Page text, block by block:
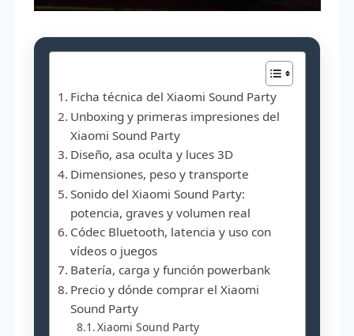
Ficha técnica del Xiaomi Sound Party
Unboxing y primeras impresiones del
Xiaomi Sound Party
Diseño, asa oculta y luces 3D
Dimensiones, peso y transporte
Sonido del Xiaomi Sound Party:
potencia, graves y volumen real
Códec Bluetooth, latencia y uso con
vídeos o juegos
Batería, carga y función powerbank
Precio y dónde comprar el Xiaomi
Sound Party
Xiaomi Sound Party